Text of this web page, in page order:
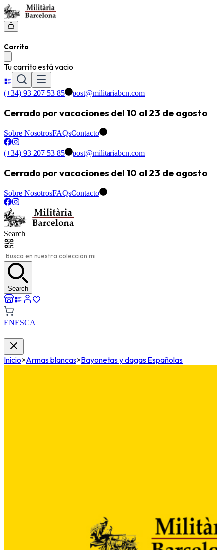
Carrito
Tu carrito está vacio
(+34) 93 207 53 85 post@militariabcn.com
Cerrado por vacaciones del 10 al 23 de agosto
Sobre NosotrosFAQsContacto
(+34) 93 207 53 85 post@militariabcn.com
Cerrado por vacaciones del 10 al 23 de agosto
Sobre NosotrosFAQsContacto
Search
Search
ENESCA
Inicio>Armas blancas>Bayonetas y dagas Españolas